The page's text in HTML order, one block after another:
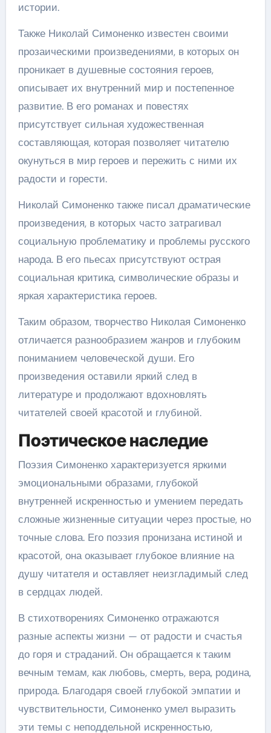
истории.
Также Николай Симоненко известен своими
прозаическими произведениями, в которых он
проникает в душевные состояния героев,
описывает их внутренний мир и постепенное
развитие. В его романах и повестях
присутствует сильная художественная
составляющая, которая позволяет читателю
окунуться в мир героев и пережить с ними их
радости и горести.
Николай Симоненко также писал драматические
произведения, в которых часто затрагивал
социальную проблематику и проблемы русского
народа. В его пьесах присутствуют острая
социальная критика, символические образы и
яркая характеристика героев.
Таким образом, творчество Николая Симоненко
отличается разнообразием жанров и глубоким
пониманием человеческой души. Его
произведения оставили яркий след в
литературе и продолжают вдохновлять
читателей своей красотой и глубиной.
Поэтическое наследие
Поэзия Симоненко характеризуется яркими
эмоциональными образами, глубокой
внутренней искренностью и умением передать
сложные жизненные ситуации через простые, но
точные слова. Его поэзия пронизана истиной и
красотой, она оказывает глубокое влияние на
душу читателя и оставляет неизгладимый след
в сердцах людей.
В стихотворениях Симоненко отражаются
разные аспекты жизни — от радости и счастья
до горя и страданий. Он обращается к таким
вечным темам, как любовь, смерть, вера, родина,
природа. Благодаря своей глубокой эмпатии и
чувствительности, Симоненко умел выразить
эти темы с неподдельной искренностью,